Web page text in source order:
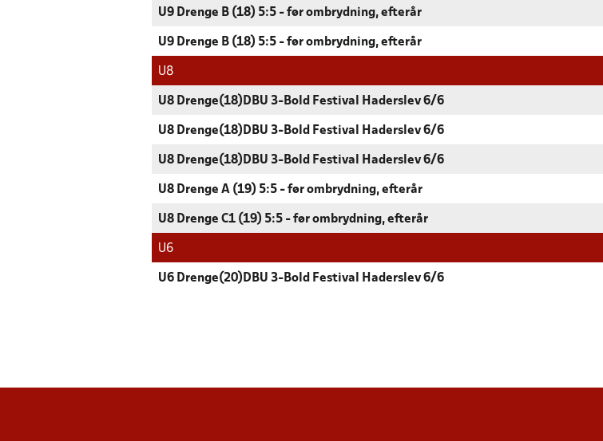
U9 Drenge B (18) 5:5 - før ombrydning, efterår
U9 Drenge B (18) 5:5 - før ombrydning, efterår
U8
U8 Drenge(18)DBU 3-Bold Festival Haderslev 6/6
U8 Drenge(18)DBU 3-Bold Festival Haderslev 6/6
U8 Drenge(18)DBU 3-Bold Festival Haderslev 6/6
U8 Drenge A (19) 5:5 - før ombrydning, efterår
U8 Drenge C1 (19) 5:5 - før ombrydning, efterår
U6
U6 Drenge(20)DBU 3-Bold Festival Haderslev 6/6